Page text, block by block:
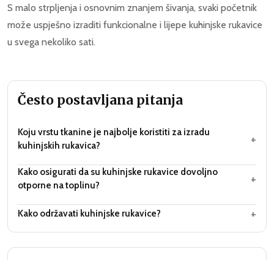
S malo strpljenja i osnovnim znanjem šivanja, svaki početnik
može uspješno izraditi funkcionalne i lijepe kuhinjske rukavice
u svega nekoliko sati.
Često postavljana pitanja
Koju vrstu tkanine je najbolje koristiti za izradu
kuhinjskih rukavica?
+
Kako osigurati da su kuhinjske rukavice dovoljno
otporne na toplinu?
+
Kako održavati kuhinjske rukavice? +